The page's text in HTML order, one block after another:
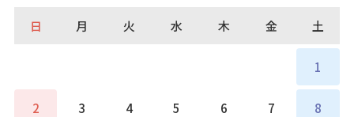
日 月 火 水 木 金 土
1
2 3 4 5 6 7 8